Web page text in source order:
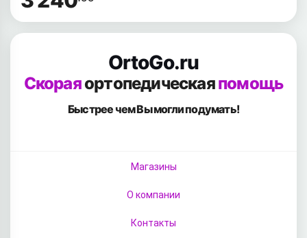
OrtoGo.ru
Скораяортопедическаяпомощь
Быстрее чем Вымогли подумать!
Магазины
О компании
Контакты